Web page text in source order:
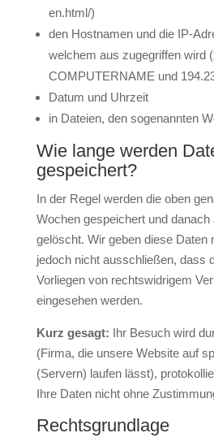
en.html/)
den Hostnamen und die IP-
welchem aus zugegriffen wird
COMPUTERNAME und
Datum und Uhrzeit
in Dateien, den sogenannten
Wie lange werden
gespeichert?
In der Regel werden die oben
Wochen gespeichert und
gelöscht. Wir geben diese Daten
jedoch nicht ausschließen, dass
Vorliegen von rechtswidrigem
eingesehen werden.
Kurz gesagt: Ihr Besuch wird
(Firma, die unsere Website auf
(Servern) laufen lässt),
Ihre Daten nicht ohne
Rechtsgrundlage